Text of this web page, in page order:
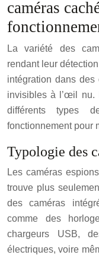
caméras
La variété des
rendant leur
intégration dans
invisibles à l’œil nu.
différents types
fonctionnement pour
Typologie des
Les caméras
trouve plus
des caméras
comme des
chargeurs USB,
électriques, voire